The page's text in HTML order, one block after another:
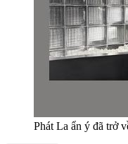
Phát La ẩn ý đã trở